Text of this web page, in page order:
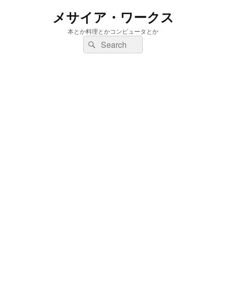
メサイア・ワークス
本とか料理とかコンピュータとか
検
索:
検
索